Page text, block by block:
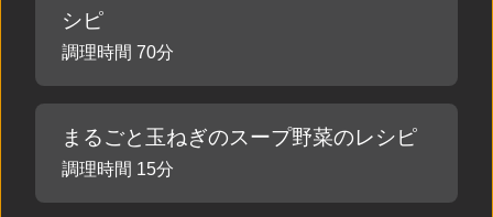
シピ
調理時間 70分
まるごと玉ねぎのスープ野菜のレシピ
調理時間 15分